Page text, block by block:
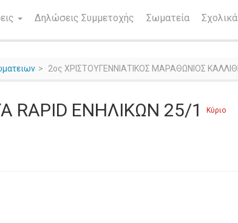
Δηλώσεις Συμμετοχής Σωματεία Σχολικά
2ος ΧΡΙΣΤΟΥΓΕΝΝΙΑΤΙΚΟΣ ΜΑΡΑΘΩΝΙΟΣ
RAPID ΕΝΗΛΙΚΩΝ 25/1 Κύριο